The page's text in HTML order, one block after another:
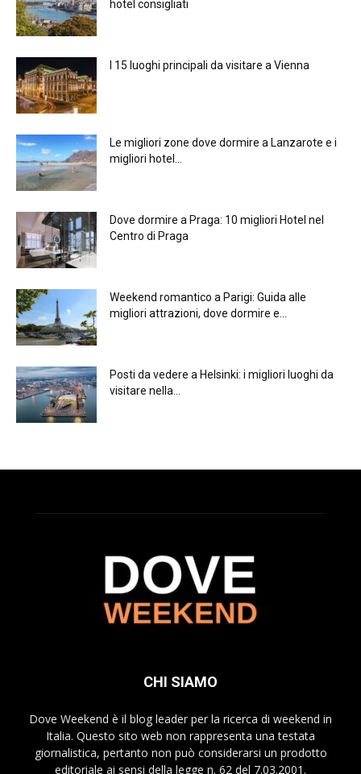
hotel consigliati
I 15 luoghi principali da visitare a Vienna
Le migliori zone dove dormire a Lanzarote e i
migliori hotel...
Dove dormire a Praga: 10 migliori Hotel nel
Centro di Praga
Weekend romantico a Parigi: Guida alle
migliori attrazioni, dove dormire e...
Posti da vedere a Helsinki: i migliori luoghi da
visitare nella...
CHI SIAMO
Dove Weekend è il blog leader per la ricerca di weekend in
Italia. Questo sito web non rappresenta una testata
giornalistica, pertanto non può considerarsi un prodotto
editoriale ai sensi della legge n. 62 del 7.03.2001.